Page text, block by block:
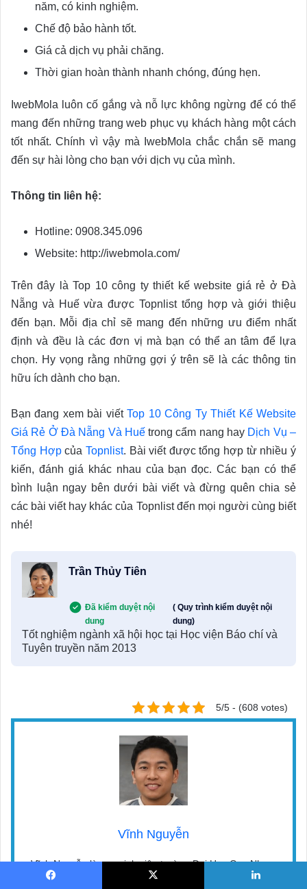
năm, có kinh nghiệm.
Chế độ bảo hành tốt.
Giá cả dịch vụ phải chăng.
Thời gian hoàn thành nhanh chóng, đúng hẹn.
IwebMola luôn cố gắng và nỗ lực không ngừng để có thể
mang đến những trang web phục vụ khách hàng một cách
tốt nhất. Chính vì vậy mà IwebMola chắc chắn sẽ mang
đến sự hài lòng cho bạn với dịch vụ của mình.
Thông tin liên hệ:
Hotline: 0908.345.096
Website: http://iwebmola.com/
Trên đây là Top 10 công ty thiết kế website giá rẻ ở Đà
Nẵng và Huế vừa được Topnlist tổng hợp và giới thiệu
đến bạn. Mỗi địa chỉ sẽ mang đến những ưu điểm nhất
định và đều là các đơn vị mà bạn có thể an tâm để lựa
chọn. Hy vọng rằng những gợi ý trên sẽ là các thông tin
hữu ích dành cho bạn.
Bạn đang xem bài viếtTop 10 Công Ty Thiết Kế Website
Giá Rẻ Ở Đà Nẵng Và Huếtrong cẩm nang hay Dịch Vụ –
Tổng Hợpcủa Topnlist. Bài viết được tổng hợp từ nhiều ý
kiến, đánh giá khác nhau của bạn đọc. Các bạn có thể
bình luận ngay bên dưới bài viết và đừng quên chia sẻ
các bài viết hay khác của Topnlist đến mọi người cùng biết
nhé!
Trần Thủy Tiên
Đã kiểm duyệt nội
dung
( Quy trình kiểm duyệt nội
dung)
Tốt nghiệm ngành xã hội học tại Học viện Báo chí và
Tuyên truyền năm 2013
5/5 - (608 votes)
Vĩnh Nguyễn
Vĩnh Nguyễn là cựu sinh viên trường Đại Học Quy Nhơn,
chuyên ngành Văn Học – Chuyên chia sẻ thông tin về các